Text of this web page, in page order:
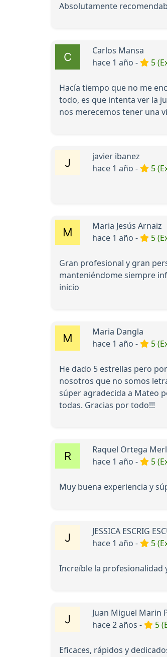
Absolutamente
Carlos Mansa
hace 1 año -
5
Hacía tiempo que no me
todo, es que intenta ver la
nos merecemos tener una
javier ibanez
hace 1 año -
5
Maria Jesús Arnaiz
hace 1 año -
5
Gran profesional y gran
manteniéndome siempre
inicio
Maria Dangla
hace 1 año -
5
He dado 5 estrellas pero
nosotros que no somos
súper agradecida a Mateo
todas. Gracias por todo!!!
Raquel Ortega
hace 1 año -
5
Muy buena experiencia y
JESSICA ESCRIG
hace 1 año -
5
Increíble la profesionalidad
Juan Miguel Marin
hace 2 años -
5
Eficaces, rápidos y